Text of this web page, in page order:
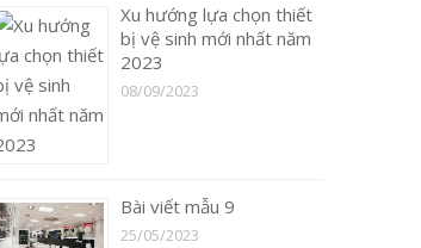
Xu hướng lựa chọn thiết
bị vệ sinh mới nhất năm
2023
08/09/2023
Bài viết mẫu 9
25/05/2023